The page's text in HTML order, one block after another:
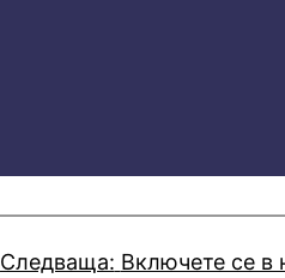
Следваща: Включете се в